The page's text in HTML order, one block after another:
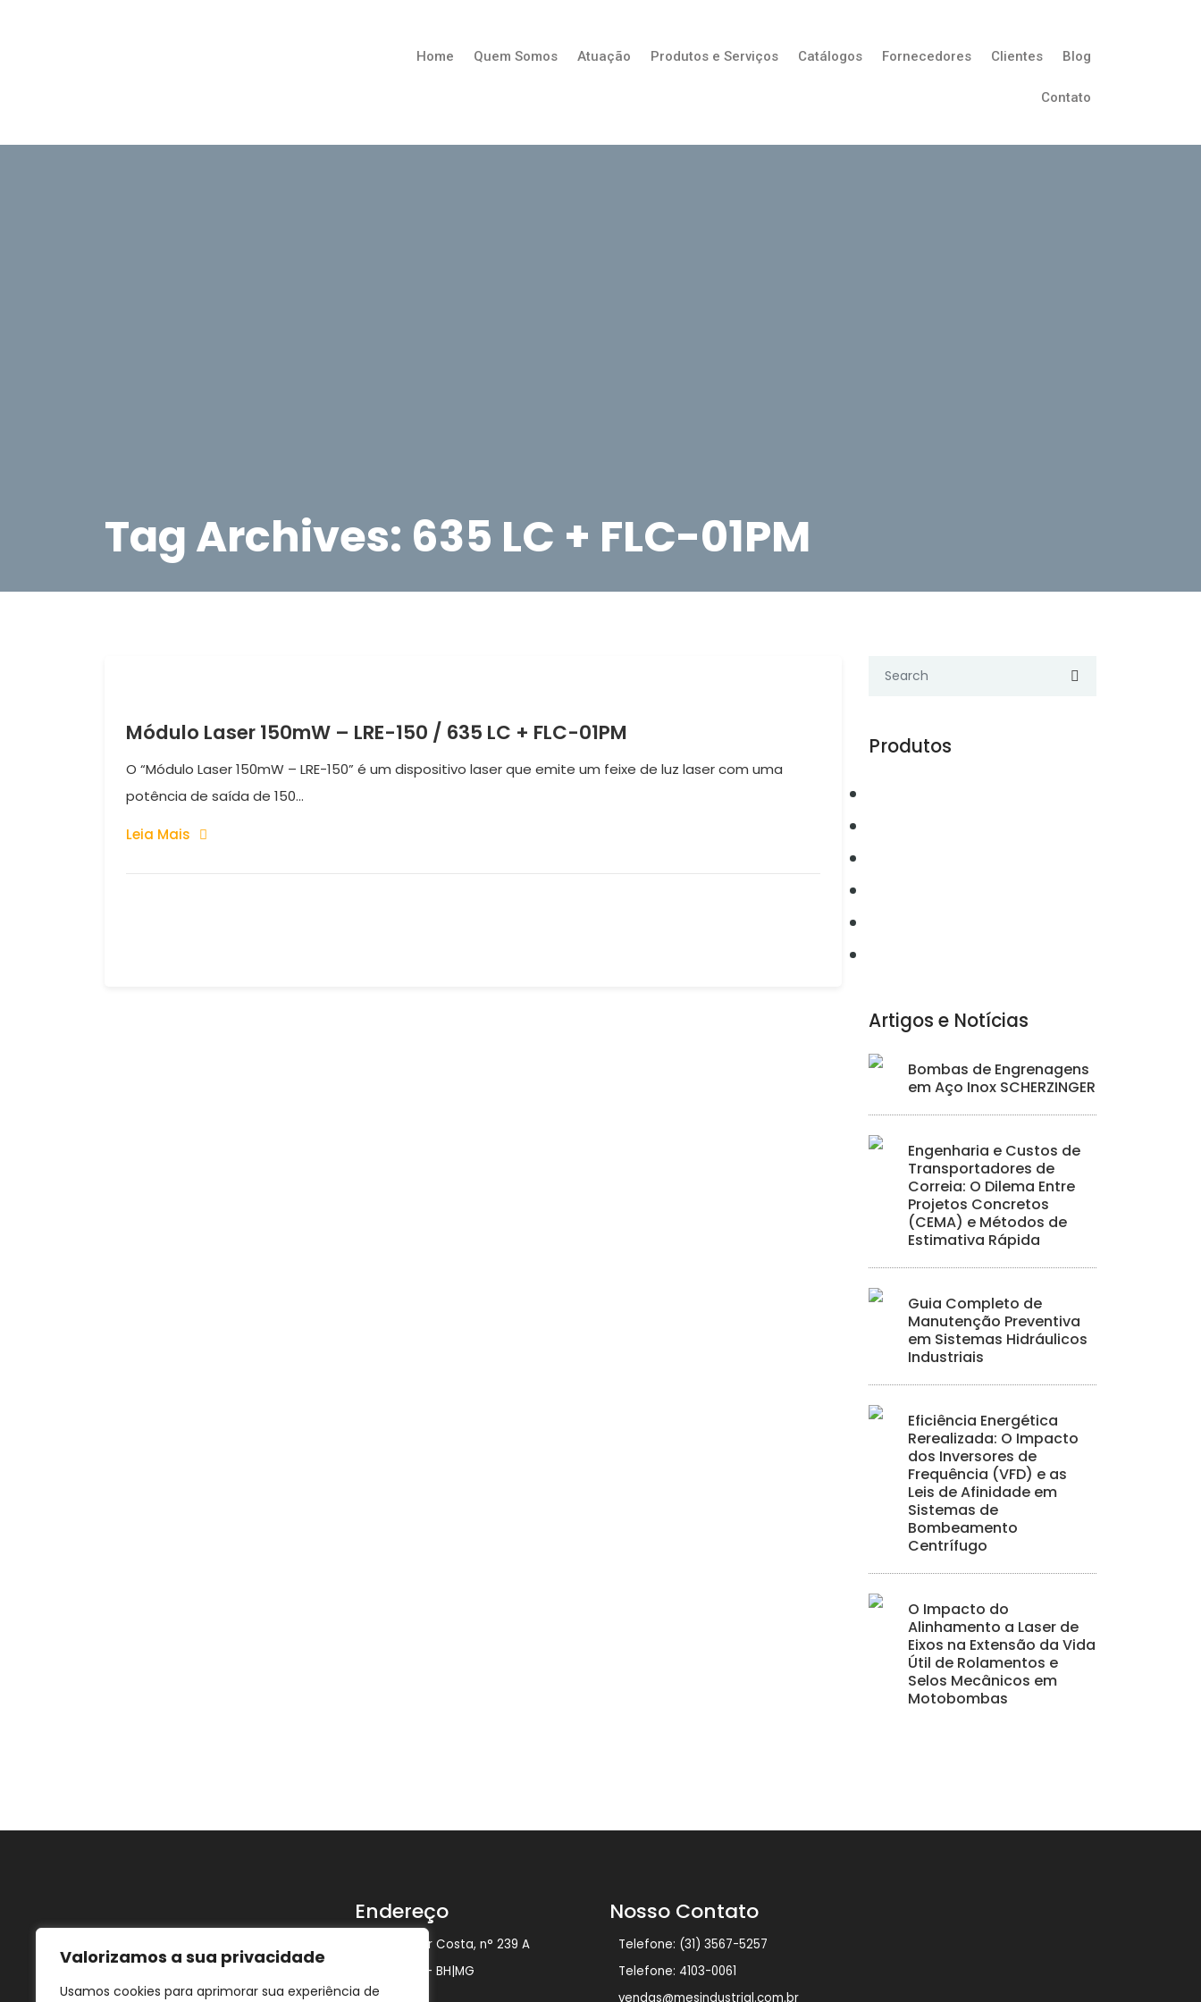
Valorizamos a sua privacidade
Usamos cookies para aprimorar sua experiência de
Home Quem Somos Atuação Produtos e Serviços Catálogos Fornecedores Clientes Blog
Contato
Tag Archives: 635 LC + FLC-01PM
Módulo Laser 150mW – LRE-150 / 635 LC + FLC-01PM
O “Módulo Laser 150mW – LRE-150” é um dispositivo laser que emite um feixe de luz laser com uma
potência de saída de 150...
Leia Mais
Produtos
Artigos e Notícias
Bombas de Engrenagens
em Aço Inox SCHERZINGER
Engenharia e Custos de
Transportadores de
Correia: O Dilema Entre
Projetos Concretos
(CEMA) e Métodos de
Estimativa Rápida
Guia Completo de
Manutenção Preventiva
em Sistemas Hidráulicos
Industriais
Eficiência Energética
Rerealizada: O Impacto
dos Inversores de
Frequência (VFD) e as
Leis de Afinidade em
Sistemas de
Bombeamento
Centrífugo
O Impacto do
Alinhamento a Laser de
Eixos na Extensão da Vida
Útil de Rolamentos e
Selos Mecânicos em
Motobombas
Endereço
Rua. Osmar Costa, n° 239 A
Heliópolis – BH|MG
Nosso Contato
Telefone: (31) 3567-5257
Telefone: 4103-0061
vendas@mesindustrial.com.br